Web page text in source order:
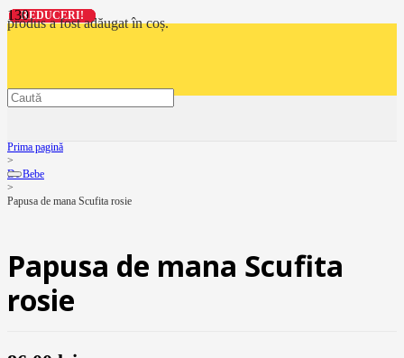
produsa fost adăugat în coș.
Prima pagină
>
De Bebe
>
Papusa de mana Scufita rosie
Papusa de mana Scufita
rosie
REDUCERI!
REDUCERI!
REDUCERI!
REDUCERI!